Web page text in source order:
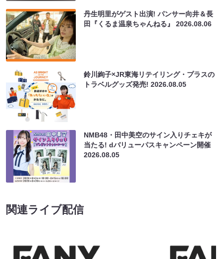
丹生明里がゲスト出演! パンサー向井＆長
田『くるま温泉ちゃんねる』2026.08.06
鈴川絢子×JR東海リテイリング・プラスの
トラベルグッズ発売!2026.08.05
NMB48・田中美空のサイン入りチェキが
当たる! dバリューパスキャンペーン開催
2026.08.05
関連ライブ配信